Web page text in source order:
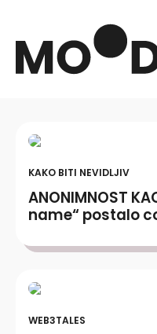
KAKO BITI NEVIDLJIV
ANONIMNOST
name“ postalo
WEB3TALES